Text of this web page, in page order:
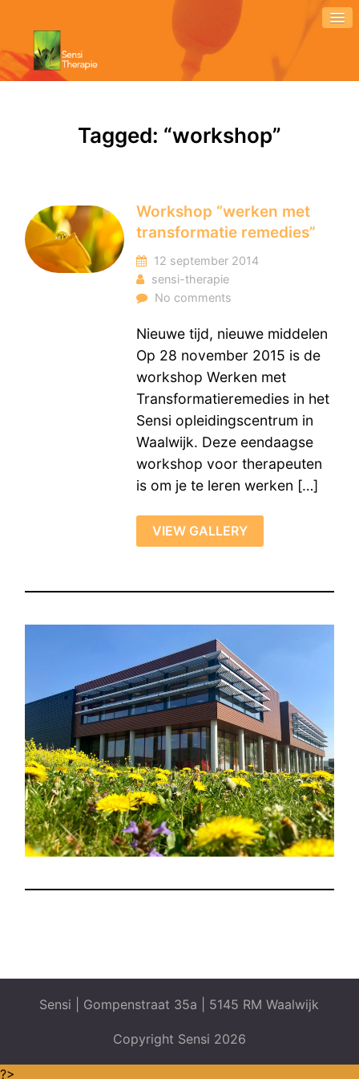
Tagged: “workshop”
Workshop “werken met
transformatie remedies”
12 september 2014
sensi-therapie
No comments
Nieuwe tijd, nieuwe middelen
Op 28 november 2015 is de
workshop Werken met
Transformatieremedies in het
Sensi opleidingscentrum in
Waalwijk. Deze eendaagse
workshop voor therapeuten
is om je te leren werken […]
VIEW GALLERY
Sensi | Gompenstraat 35a | 5145 RM Waalwijk
Copyright Sensi 2026
?>